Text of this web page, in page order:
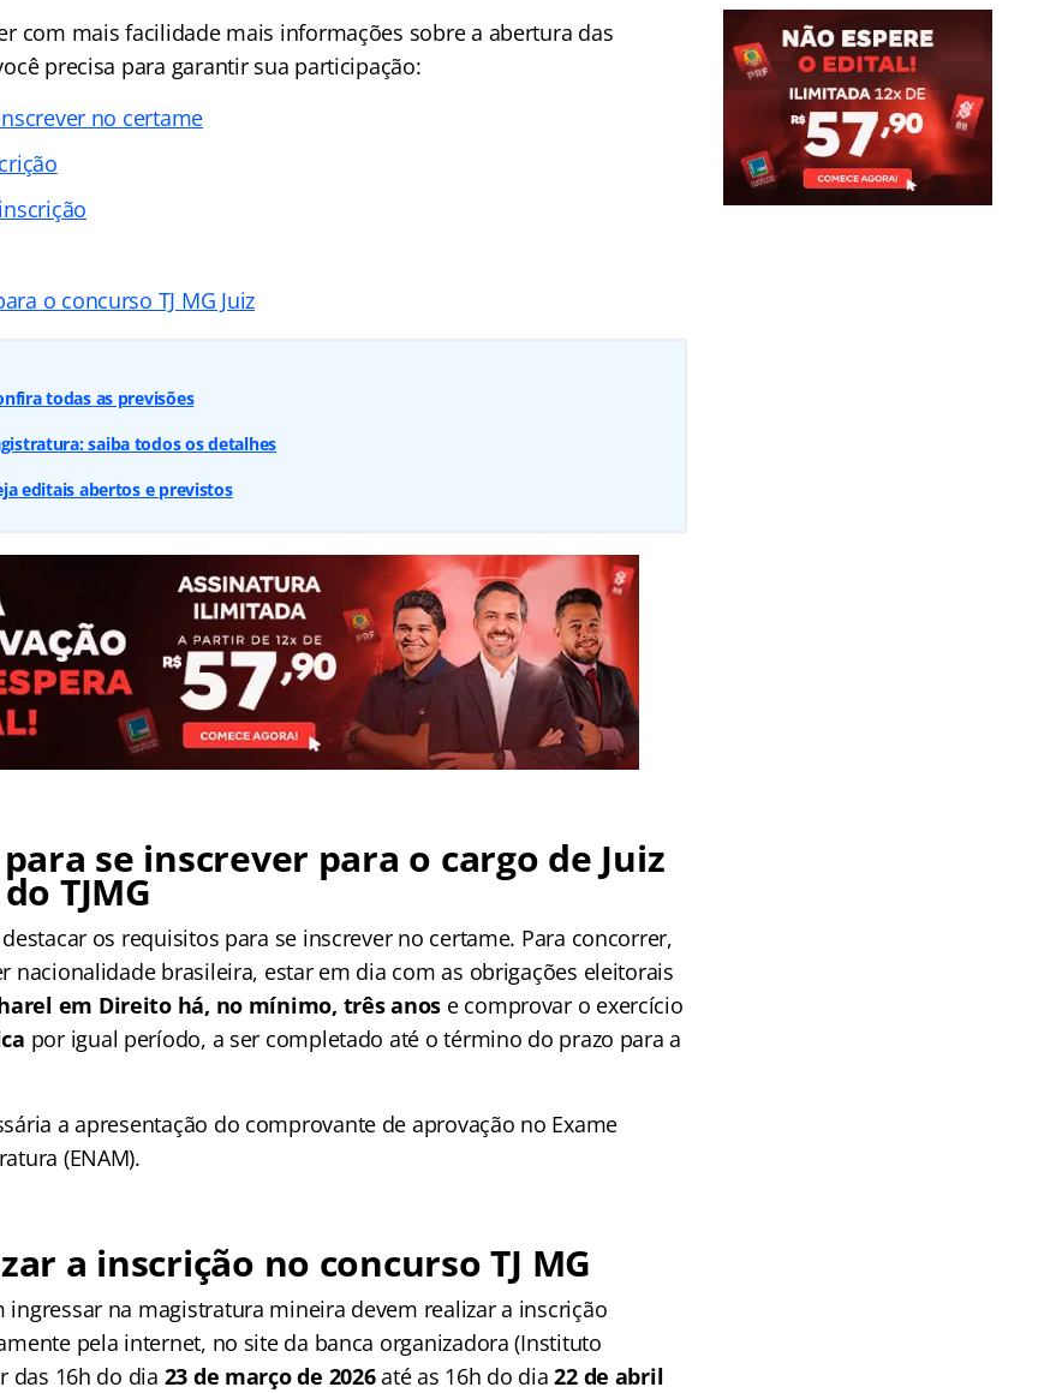
com mais facilidade mais informações sobre a abertura das
precisa para garantir sua participação:
no certame
o concurso TJ MG Juiz
todas as previsões
saiba todos os detalhes
editais abertos e previstos
se inscrever para o cargo de Juiz
TJMG
os requisitos para se inscrever no certame. Para concorrer,
nacionalidade brasileira, estar em dia com as obrigações eleitorais
em Direito há, no mínimo, três anos e comprovar o exercício
por igual período, a ser completado até o término do prazo para a
a apresentação do comprovante de aprovação no Exame
(ENAM).
a inscrição no concurso TJ MG
ingressar na magistratura mineira devem realizar a inscrição
pela internet, no site da banca organizadora (Instituto
das 16h do dia 23 de março de 2026até as 16h do dia22 de abril